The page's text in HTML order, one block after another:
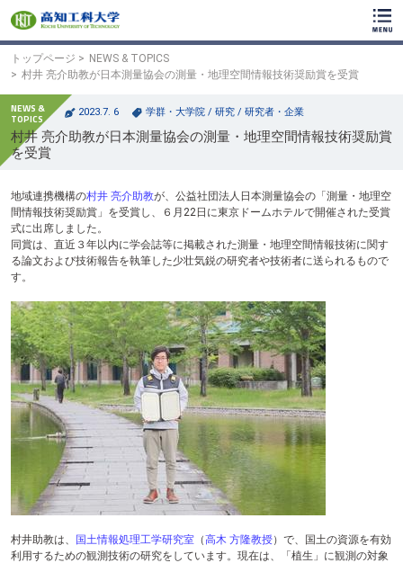
ッ
ン
テ
トップページ
NEWS & TOPICS
村井 亮介助教が日本測量協会の測量・地理空間情報技術奨励賞を受賞
2023.7. 6 学群・大学院 / 研究 / 研究者・企業
村井 亮介助教が日本測量協会の測量・地理空間情報技術奨励賞
を受賞
地域連携機構の村井 亮介助教が、公益社団法人日本測量協会の「測量・地理空
間情報技術奨励賞」を受賞し、６月22日に東京ドームホテルで開催された受賞
式に出席しました。
同賞は、直近３年以内に学会誌等に掲載された測量・地理空間情報技術に関す
る論文および技術報告を執筆した少壮気鋭の研究者や技術者に送られるもので
す。
村井助教は、 国土情報処理工学研究室 （高木 方隆教授）で、国土の資源を有効
利用するための観測技術の研究をしています。現在は、「植生」に観測の対象